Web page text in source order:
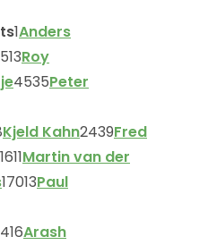
1Anders
Roy
4535Peter
Kjeld Kahn2439Fred
Martin van der
17013Paul
Arash